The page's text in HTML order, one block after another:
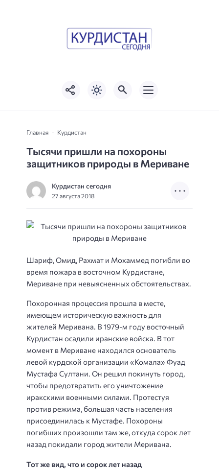
Главная Курдистан
Тысячи пришли на похороны
защитников природы в Мериване
Курдистан сегодня
27 августа 2018
Шариф, Омид, Рахмат и Мохаммед погибли во
время пожара в восточном Курдистане,
Мериване при невыясненных обстоятельствах.
Похоронная процессия прошла в месте,
имеющем историческую важность для
жителей Меривана. В 1979-м году восточный
Курдистан осадили иранские войска. В тот
момент в Мериване находился основатель
левой курдской организации «Комала» Фуад
Мустафа Султани. Он решил покинуть город,
чтобы предотвратить его уничтожение
иракскими военными силами. Протестуя
против режима, большая часть населения
присоединилась к Мустафе. Похороны
погибших произошли там же, откуда сорок лет
назад покидали город жители Меривана.
Тот же вид, что и сорок лет назад